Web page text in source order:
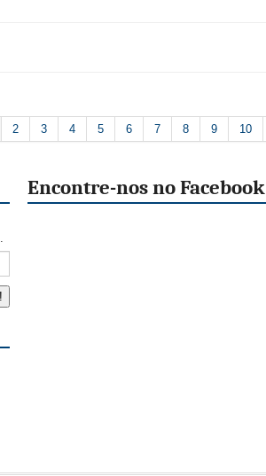
2 3 4 5 6 7 8 9 10
Encontre-nos no Facebook